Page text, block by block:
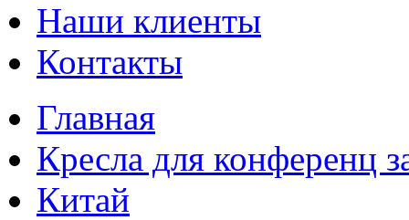
Наши клиенты
Контакты
Главная
Кресла для конференц
Китай